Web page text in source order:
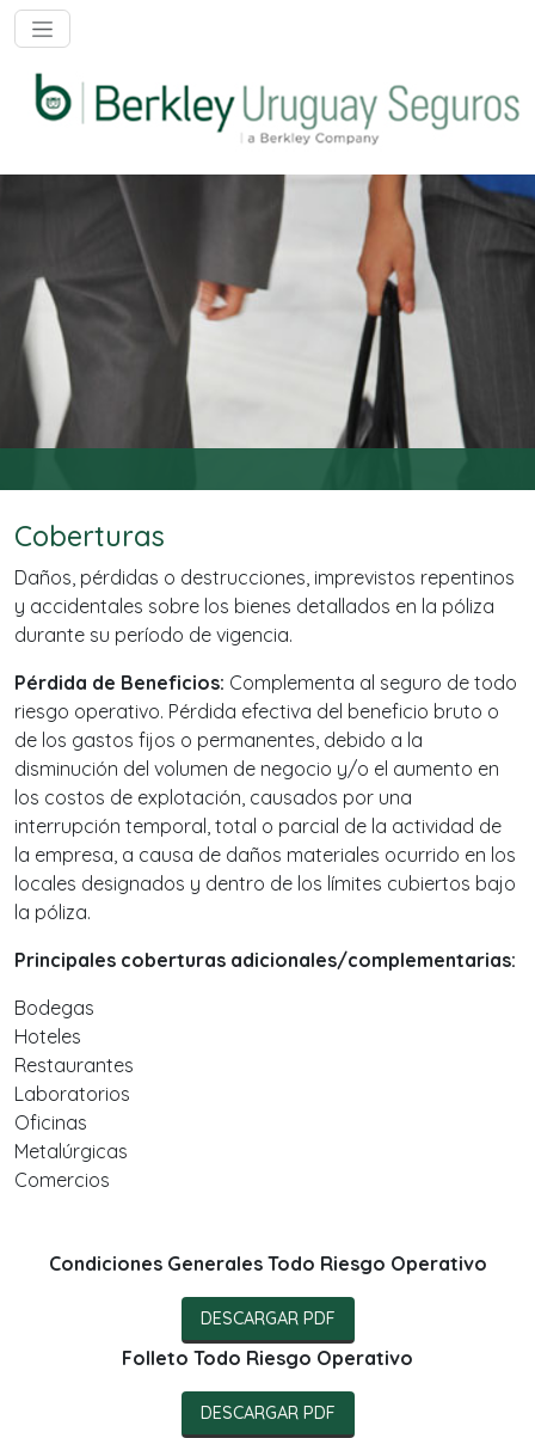
Abrir Menú
Coberturas
Daños, pérdidas o destrucciones, imprevistos repentinos
y accidentales sobre los bienes detallados en la póliza
durante su período de vigencia.
Pérdida de Beneficios: Complementa al seguro de todo
riesgo operativo. Pérdida efectiva del beneficio bruto o
de los gastos fijos o permanentes, debido a la
disminución del volumen de negocio y/o el aumento en
los costos de explotación, causados por una
interrupción temporal, total o parcial de la actividad de
la empresa, a causa de daños materiales ocurrido en los
locales designados y dentro de los límites cubiertos bajo
la póliza.
Principales coberturas adicionales/complementarias:
Bodegas
Hoteles
Restaurantes
Laboratorios
Oficinas
Metalúrgicas
Comercios
Condiciones Generales Todo Riesgo Operativo
DESCARGAR PDF
Folleto Todo Riesgo Operativo
DESCARGAR PDF